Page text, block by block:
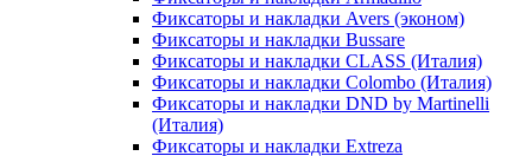
Фиксаторы и накладки Avers (эконом)
Фиксаторы и накладки Bussare
Фиксаторы и накладки CLASS (Италия)
Фиксаторы и накладки Colombo (Италия)
Фиксаторы и накладки DND by Martinelli
(Италия)
Фиксаторы и накладки Extreza